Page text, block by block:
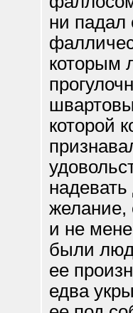
ни падал
которым
которой
надевать
желание,
и не
были
ее
едва